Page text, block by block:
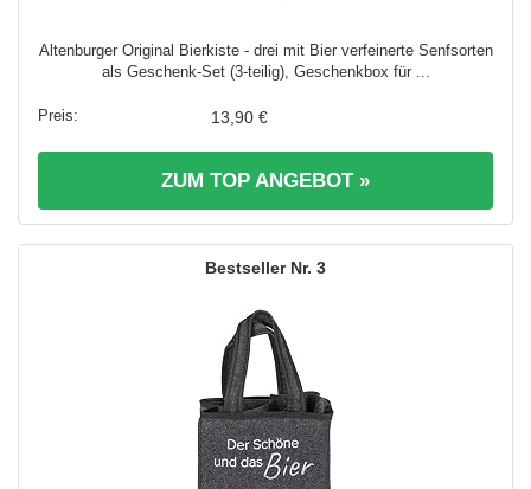
Altenburger Original Bierkiste - drei mit Bier verfeinerte Senfsorten
als Geschenk-Set (3-teilig), Geschenkbox für ...
13,90 €
ZUM TOP ANGEBOT »
3